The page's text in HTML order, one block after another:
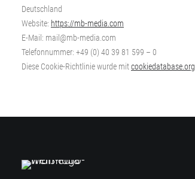
Deutschland
Website: https://mb-media.com
E-Mail: mail@mb-media.com
Telefonnummer: +49 (0) 40 39 81 599 – 0
Diese Cookie-Richtlinie wurde mitcookiedatabase.org